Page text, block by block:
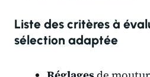
Liste des critères à
sélection adaptée